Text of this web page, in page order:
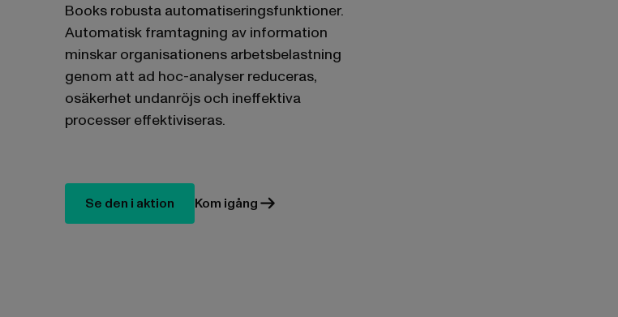
Books robusta automatiseringsfunktioner.
Automatisk framtagning av information
minskar organisationens arbetsbelastning
genom att ad hoc-analyser reduceras,
osäkerhet undanröjs och ineffektiva
processer effektiviseras.
Se den i aktion Kom igång